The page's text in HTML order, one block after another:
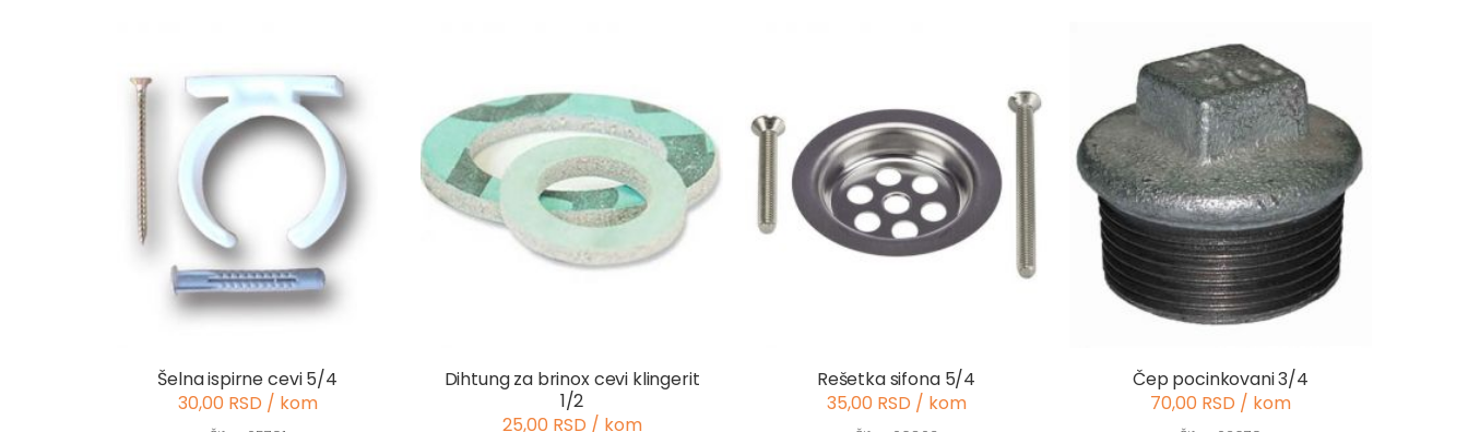
Šelna ispirne cevi 5/4
30,00 RSD / kom
Dihtung za brinox cevi klingerit
1/2
25,00 RSD / kom
Rešetka sifona 5/4
35,00 RSD / kom
Čep pocinkovani 3/4
70,00 RSD / kom